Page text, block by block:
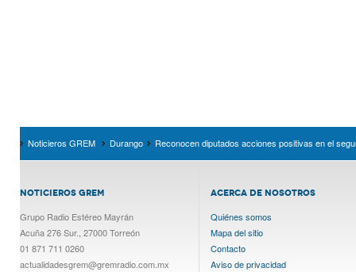
Noticieros GREM Durango Reconocen diputados acciones positivas en el
NOTICIEROS GREM
Grupo Radio Estéreo Mayrán
Acuña 276 Sur., 27000 Torreón
01 871 711 0260
actualidadesgrem@gremradio.com.mx
ACERCA DE NOSOTROS
Quiénes somos
Mapa del sitio
Contacto
Aviso de privacidad